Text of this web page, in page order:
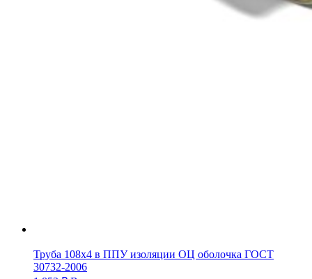
Труба 108х4 в ППУ изоляции ОЦ оболочка ГОСТ
30732-2006